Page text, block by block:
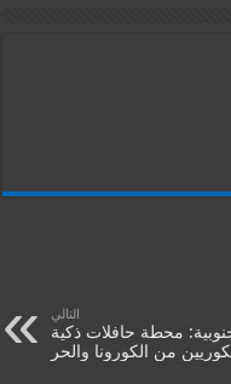
التالي
محطة حافلات ذكية
من الكورونا والحر